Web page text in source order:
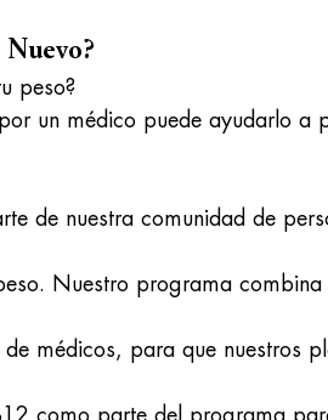
peso?
un médico puede ayudarlo a
de nuestra comunidad de
Nuestro programa combina
médicos, para que nuestros
como parte del programa